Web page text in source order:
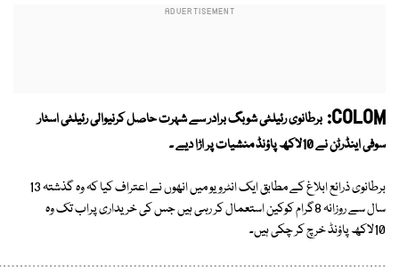
COLOM: برطانوی رئیلٹی شوبگ برادر سے شہرت حاصل کرنیوالی رئیلٹی اسٹار
سوفی اینڈرٹن نے 10لاکھ پاؤنڈ منشیات پر اڑا دیے ۔
برطانوی ذرائع ابلاغ کے مطابق ایک انٹرویو میں انھوں نے اعتراف کیا کہ وہ گذشتہ 13
سال سے روزانہ 8گرام کوکین استعمال کر رہی ہیں جس کی خریداری پراب تک وہ
10لاکھ پاؤنڈ خرچ کر چکی ہیں۔